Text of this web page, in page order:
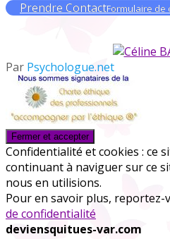
Prendre ContactFormulaire de
Par Psychologue.net
Confidentialité et cookies : ce
continuant à naviguer sur ce
nous en utilisions.
Pour en savoir plus, reportez-
de confidentialité
deviensquitues-var.com